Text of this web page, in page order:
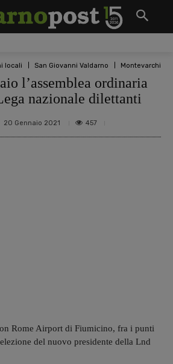
locali San Giovanni Valdarno Montevarchi
l’assemblea ordinaria
nazionale dilettanti
20 Gennaio 2021 457
Rome Airport di Fiumicino, fra i punti
del nuovo presidente della Lnd